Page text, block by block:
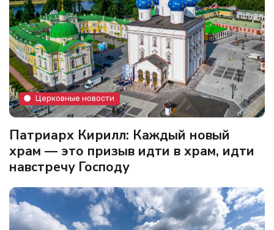
Церковные новости
Патриарх Кирилл: Каждый новый
храм — это призыв идти в храм, идти
навстречу Господу